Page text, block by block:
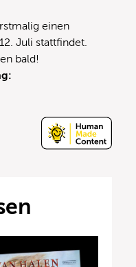
einen
Juli stattfindet.
bald!